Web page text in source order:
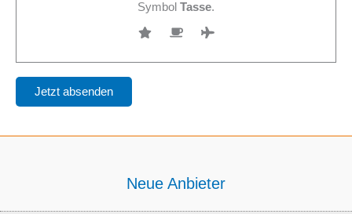
Symbol Tasse.
Neue Anbieter